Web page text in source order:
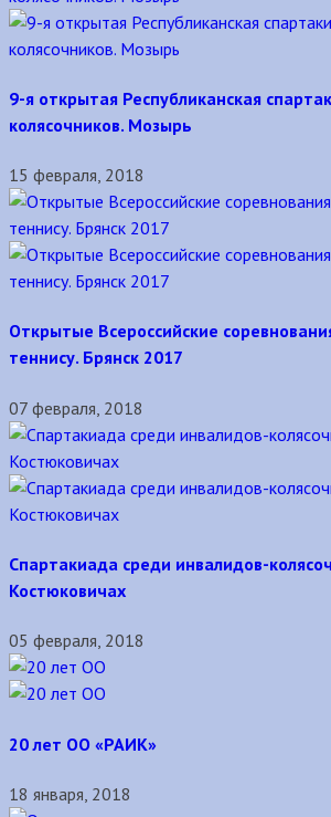
9-я открытая Республиканская
колясочников. Мозырь
15 февраля, 2018
Открытые Всероссийские
теннису. Брянск 2017
07 февраля, 2018
Спартакиада среди инвалидов-
Костюковичах
05 февраля, 2018
20 лет ОО «РАИК»
18 января, 2018